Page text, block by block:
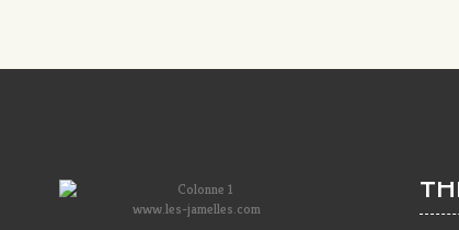
www.les-jamelles.com